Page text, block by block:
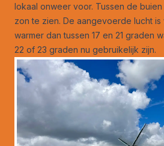
lokaal onweer voor. Tussen de
zon te zien. De aangevoerde lucht
warmer dan tussen 17 en 21 graden
22 of 23 graden nu gebruikelijk zijn.